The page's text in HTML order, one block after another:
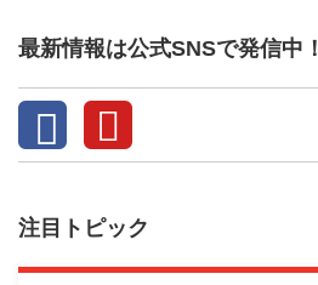
最新情報は公式SNSで発信中！
注目トピック